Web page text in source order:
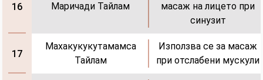
16
17
Маричади Тайлам
Махакукукутамамса
Тайлам
масаж на лицето при
синузит
Използва се за масаж
при отслабени мускули